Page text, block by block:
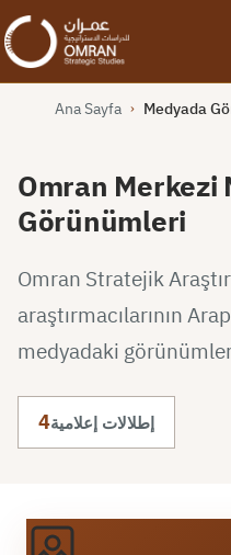
Ana Sayfa › Medyada
Omran Merkezi
Görünümleri
Omran Stratejik
araştırmacılarının
medyadaki
4إطلالات إعلامية